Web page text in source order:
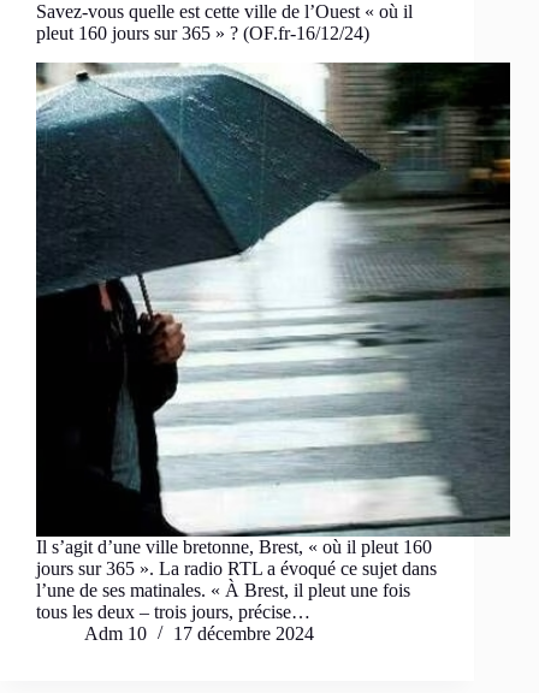
Savez-vous quelle est cette ville de l’Ouest « où il
pleut 160 jours sur 365 » ? (OF.fr-16/12/24)
Il s’agit d’une ville bretonne, Brest, « où il pleut 160
jours sur 365 ». La radio RTL a évoqué ce sujet dans
l’une de ses matinales. « À Brest, il pleut une fois
tous les deux – trois jours, précise…
Adm 10
17 décembre 2024